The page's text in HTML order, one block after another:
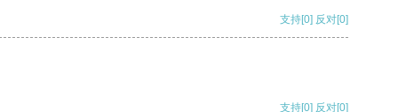
支持[0] 反对[0]
支持[0] 反对[0]